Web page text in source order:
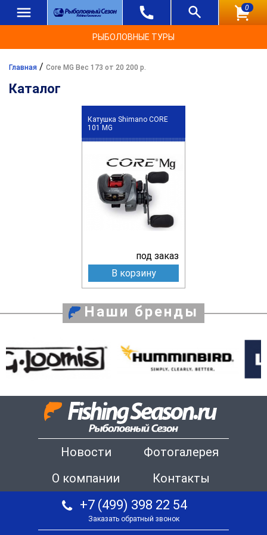
0
РЫБОЛОВНЫЕ ТУРЫ
Главная / Core MG Вес 173 от 20 200 р.
Каталог
Катушка Shimano CORE
101 MG
под заказ
В корзину
Наши бренды
Новости
Фотогалерея
О компании
Контакты
+7 (499) 398 22 54
Заказать обратный звонок